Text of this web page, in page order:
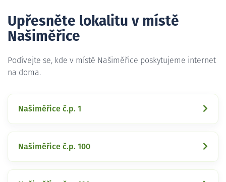
Upřesněte lokalitu v místě
Našiměřice
Podívejte se, kde v místě Našiměřice poskytujeme internet
na doma.
Našiměřice č.p. 1
Našiměřice č.p. 100